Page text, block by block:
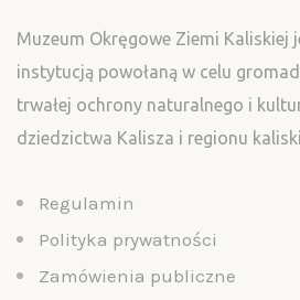
Muzeum Okręgowe Ziemi Kaliskiej
instytucją powołaną w celu
trwałej ochrony naturalnego i
dziedzictwa Kalisza i regionu
Regulamin
Polityka prywatności
Zamówienia publiczne